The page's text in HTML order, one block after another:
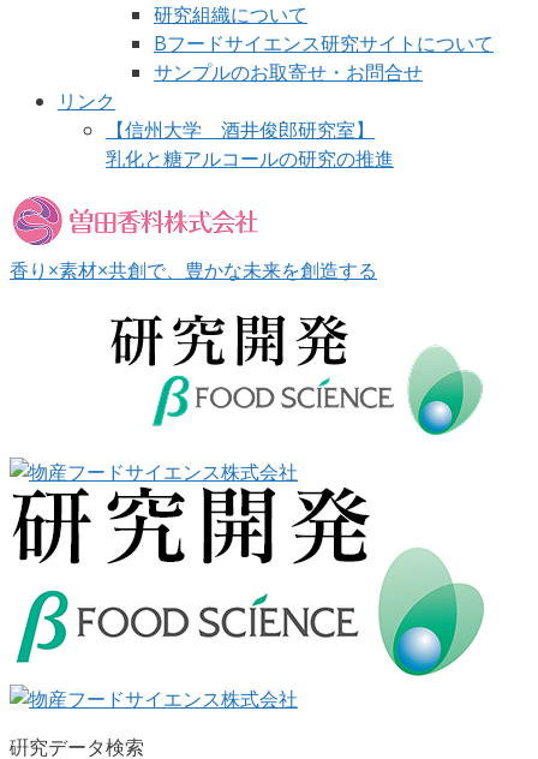
研究組織について
Bフードサイエンス研究サイトについて
サンプルのお取寄せ・お問合せ
リンク
【信州大学 酒井俊郎研究室】
乳化と糖アルコールの研究の推進
香り×素材×共創で、豊かな未来を創造する
硏究データ検索